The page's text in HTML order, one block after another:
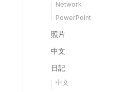
Network
PowerPoint
照片
中文
日記
中文